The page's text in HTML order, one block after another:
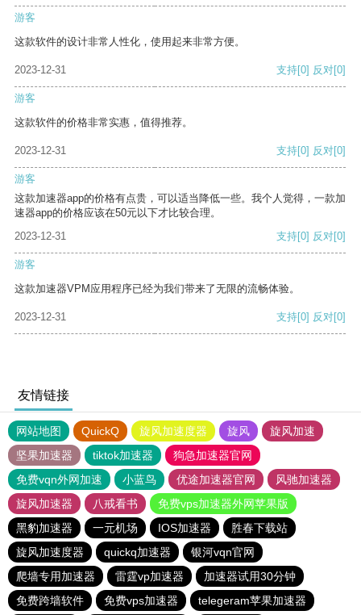
游客
这款软件的设计非常人性化，使用起来非常方便。
2023-12-31 支持[0] 反对[0]
游客
这款软件的价格非常实惠，值得推荐。
2023-12-31 支持[0] 反对[0]
游客
这款加速器app的价格有点贵，可以适当降低一些。我个人觉得，一款加
速器app的价格应该在50元以下才比较合理。
2023-12-31
支持[0] 反对[0]
游客
这款加速器VPM应用程序已经为我们带来了无限的流畅体验。
2023-12-31 支持[0] 反对[0]
友情链接
网站地图 QuickQ 旋风加速度器 旋风
旋风加速
坚果加速器
tiktok加速器
狗急加速器官网
免费vqn外网加速
小蓝鸟 优途加速器官网
风驰加速器
旋风加速器
八戒看书
免费vps加速器外网苹果版
黑豹加速器
一元机场 IOS加速器
胜春下载站
旋风加速度器
quickq加速器
银河vqn官网
爬墙专用加速器
雷霆vp加速器
加速器试用30分钟
免费跨墙软件
免费vps加速器 telegeram苹果加速器